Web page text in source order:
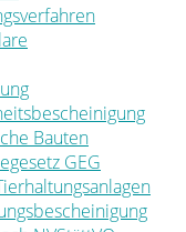
Bauten
GEG